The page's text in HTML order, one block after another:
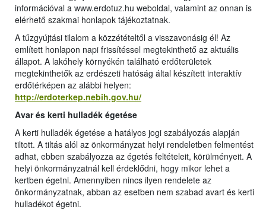
információval a www.erdotuz.hu weboldal, valamint az onnan is
elérhető szakmai honlapok tájékoztatnak.
A tűzgyújtási tilalom a közzétételtől a visszavonásig él! Az
említett honlapon napi frissítéssel megtekinthető az aktuális
állapot. A lakóhely környékén található erdőterületek
megtekinthetők az erdészeti hatóság által készített interaktív
erdőtérképen az alábbi helyen:
http://erdoterkep.nebih.gov.hu/
Avar és kerti hulladék égetése
A kerti hulladék égetése a hatályos jogi szabályozás alapján
tiltott. A tiltás alól az önkormányzat helyi rendeletben felmentést
adhat, ebben szabályozza az égetés feltételeit, körülményeit. A
helyi önkormányzatnál kell érdeklődni, hogy mikor lehet a
kertben égetni. Amennyiben nincs ilyen rendelete az
önkormányzatnak, abban az esetben nem szabad avart és kerti
hulladékot égetni.